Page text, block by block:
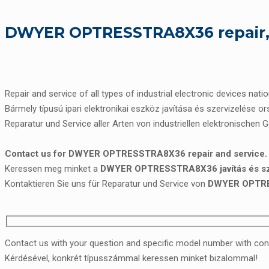
DWYER OPTRESSTRA8X36
Repair and service of all types of industrial electronic devices
Bármely típusú ipari elektronikai eszköz javítása és szervizelése
Reparatur und Service aller Arten von industriellen elektronischen
Contact us for DWYER OPTRESSTRA8X36 repair and service.
Keressen meg minket a DWYER OPTRESSTRA8X36 javítás és
Kontaktieren Sie uns für Reparatur und Service von DWYER
Contact us with your question and specific model number with
Kérdésével, konkrét típusszámmal keressen minket bizalommal!